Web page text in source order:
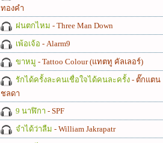
ทองคำ
ฝนตกไหม - Three Man Down
เพ้อเจ้อ - Alarm9
ขาหมู - Tattoo Colour (แทตทู คัลเลอร์)
รักได้ครั้งละคนเชื่อใจได้คนละครั้ง - ตั๊กแตน
ชลดา
9 นาฬิกา - SPF
จำได้ว่าลืม - William Jakrapatr